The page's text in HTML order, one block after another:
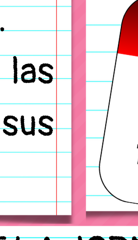
CONVOCATORIA DE
2019/2020
CONVOCATORIA DE
CALENDARIO
CONVOCATORIA DE
CONVOCATORIA DE
DESPEDIDA VISITA
DÍA DE LAS
ELECCIONES AL
ENGLISH DAY 2024
ERASMUS +
ERASMUS DAYS 2024